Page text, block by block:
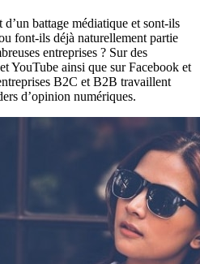
battage médiatique et sont-ils
font-ils déjà naturellement partie
entreprises ? Sur des
YouTube ainsi que sur Facebook et
B2C et B2B travaillent
d’opinion numériques.